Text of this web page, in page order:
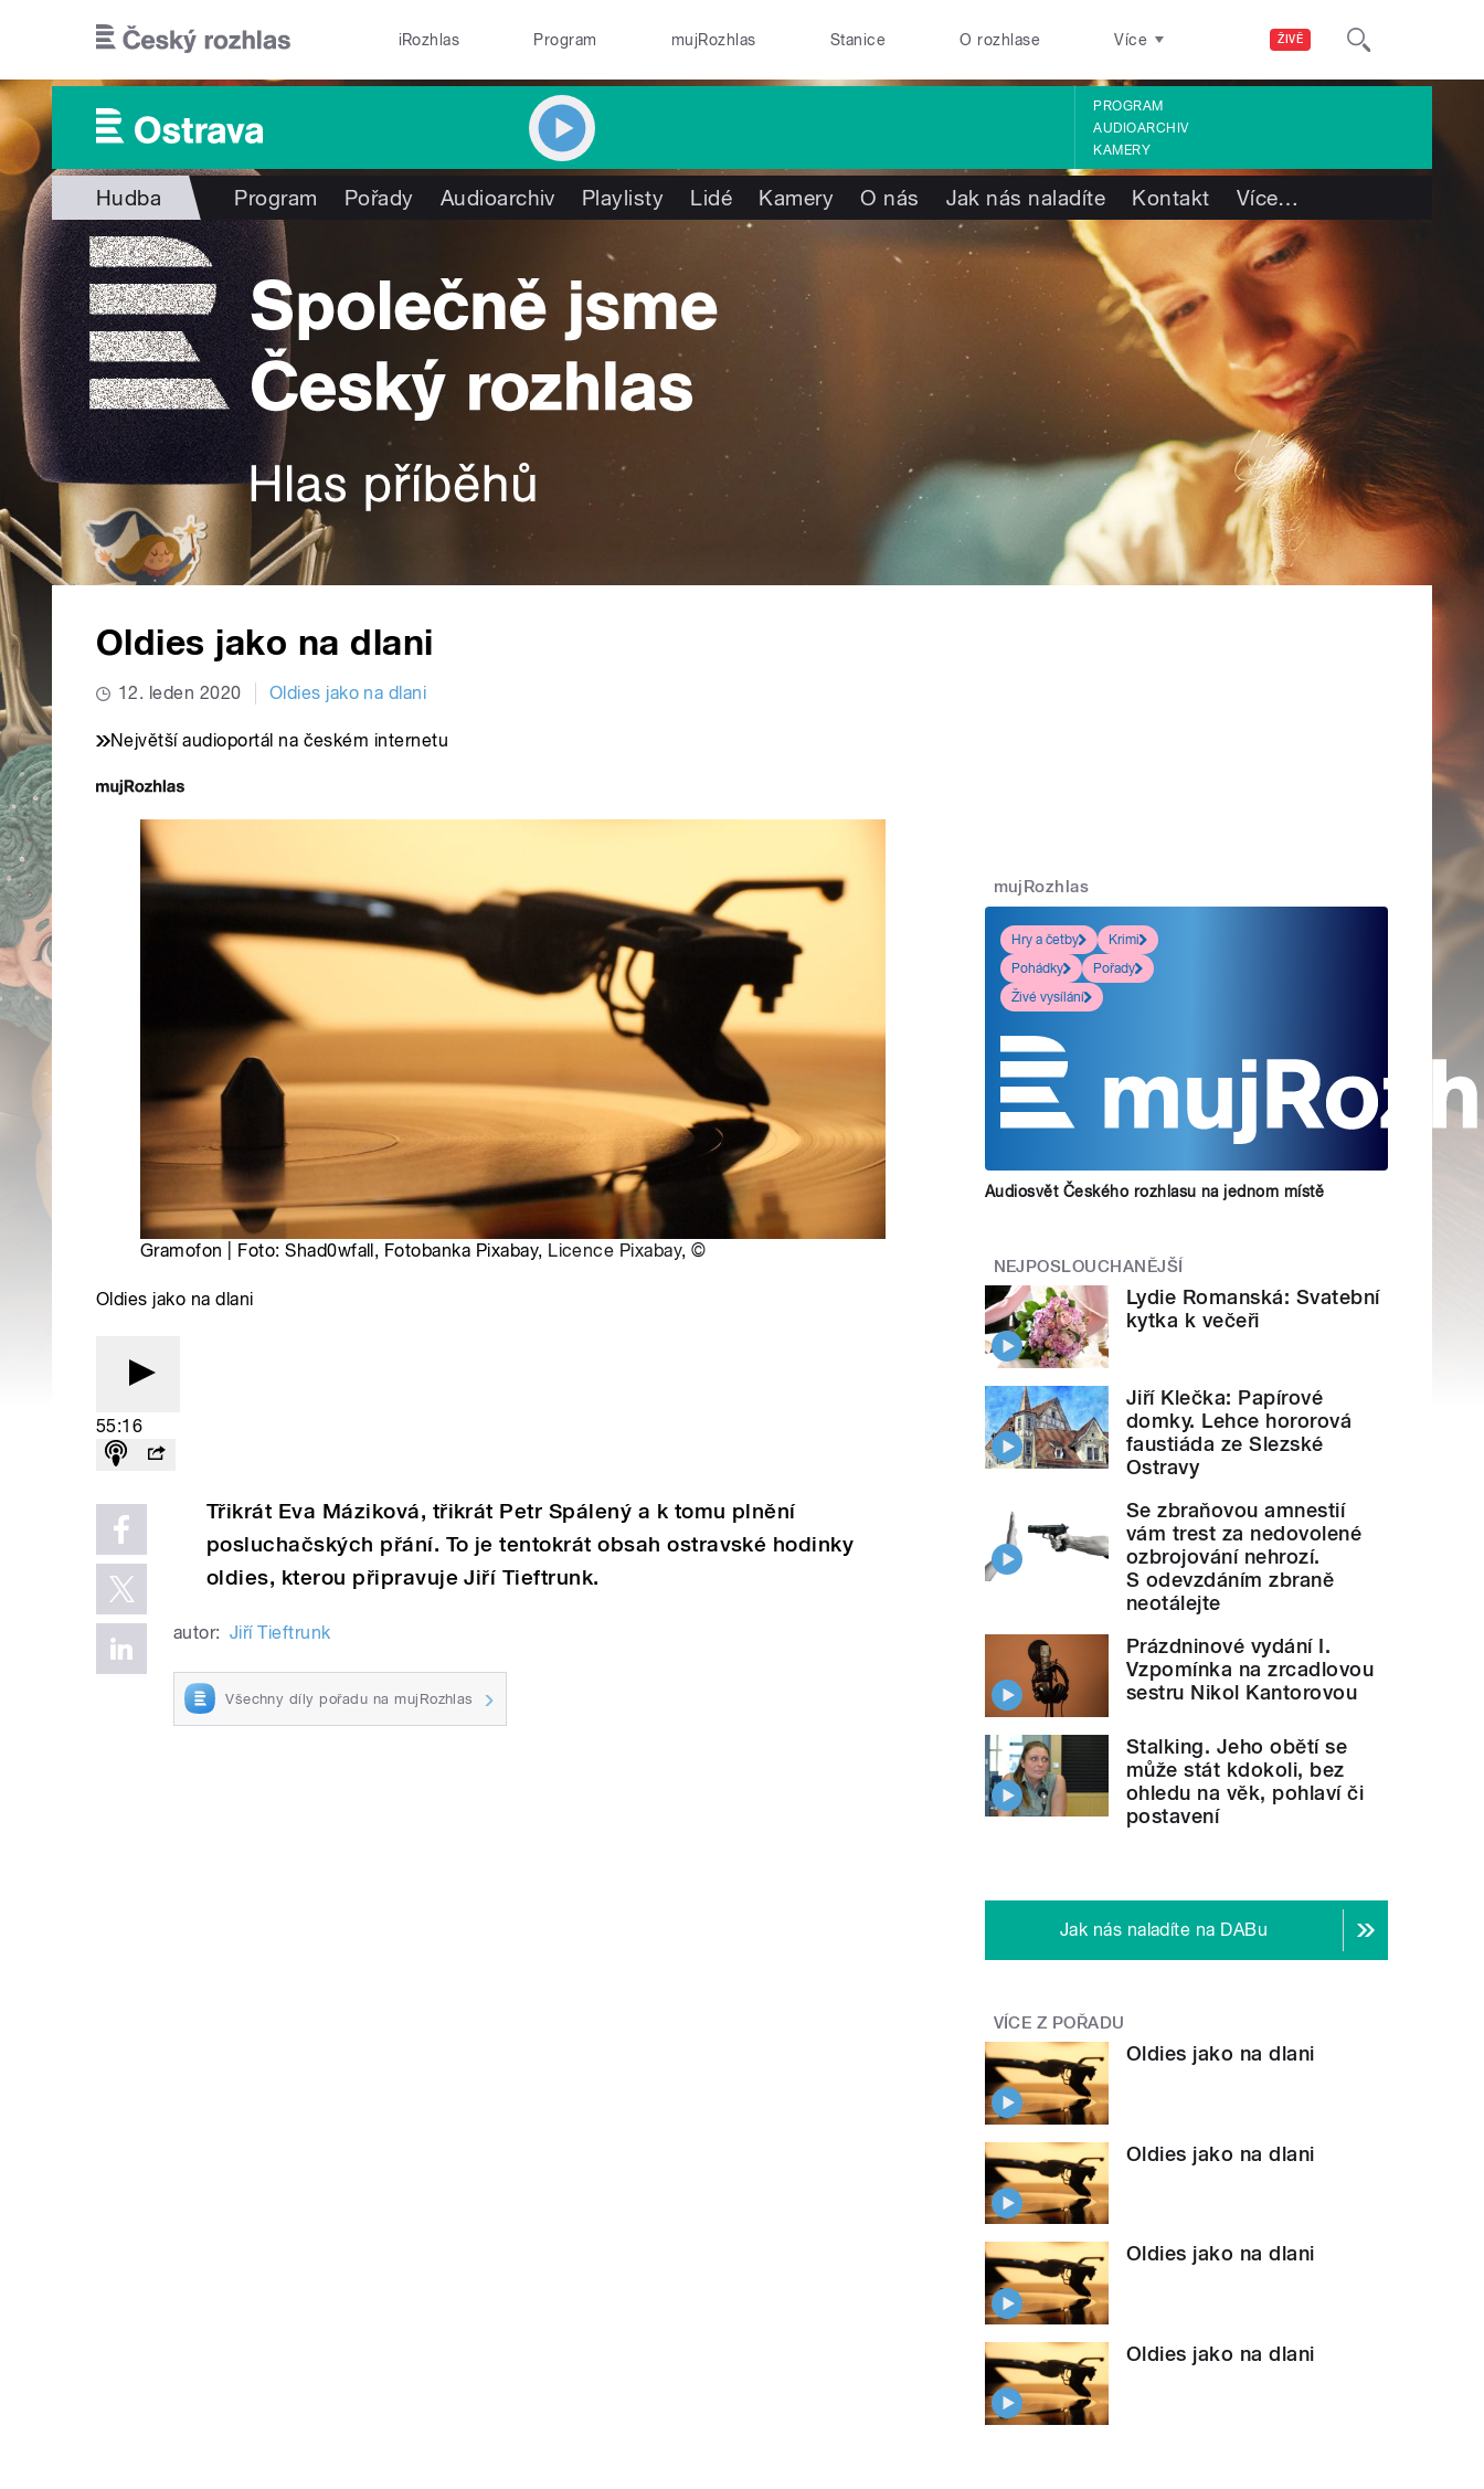
ŽIVĚ
iRozhlas Program mujRozhlas Stanice O rozhlase Více
PROGRAM
AUDIOARCHIV
KAMERY
Hudba Program Pořady Audioarchiv Playlisty Lidé Kamery O nás Jak nás naladíte Kontakt Více…
Oldies jako na dlani
12. leden 2020 Oldies jako na dlani
Největší audioportál na českém internetu
Gramofon | Foto: Shad0wfall, Fotobanka Pixabay, Licence Pixabay,©
Oldies jako na dlani
55:16
Třikrát Eva Máziková, třikrát Petr Spálený a k tomu plnění
posluchačských přání. To je tentokrát obsah ostravské hodinky
oldies, kterou připravuje Jiří Tieftrunk.
autor: Jiří Tieftrunk
Všechny díly pořadu na mujRozhlas
mujRozhlas
Hry a četby
Krimi
Pohádky
Pořady
Živé vysílání
Audiosvět Českého rozhlasu na jednom místě
NEJPOSLOUCHANĚJŠÍ
Lydie Romanská: Svatební
kytka k večeři
Jiří Klečka: Papírové
domky. Lehce hororová
faustiáda ze Slezské
Ostravy
Se zbraňovou amnestií
vám trest za nedovolené
ozbrojování nehrozí.
S odevzdáním zbraně
neotálejte
Prázdninové vydání I.
Vzpomínka na zrcadlovou
sestru Nikol Kantorovou
Stalking. Jeho obětí se
může stát kdokoli, bez
ohledu na věk, pohlaví či
postavení
Jak nás naladíte na DABu
VÍCE Z POŘADU
Oldies jako na dlani
Oldies jako na dlani
Oldies jako na dlani
Oldies jako na dlani